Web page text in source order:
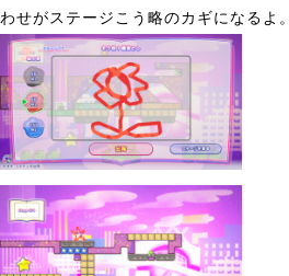
わせがステージこう略のカギになるよ。